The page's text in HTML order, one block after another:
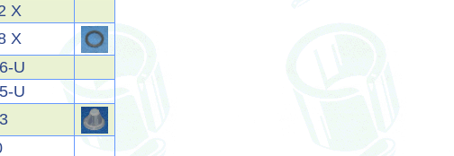
X
X
U
U